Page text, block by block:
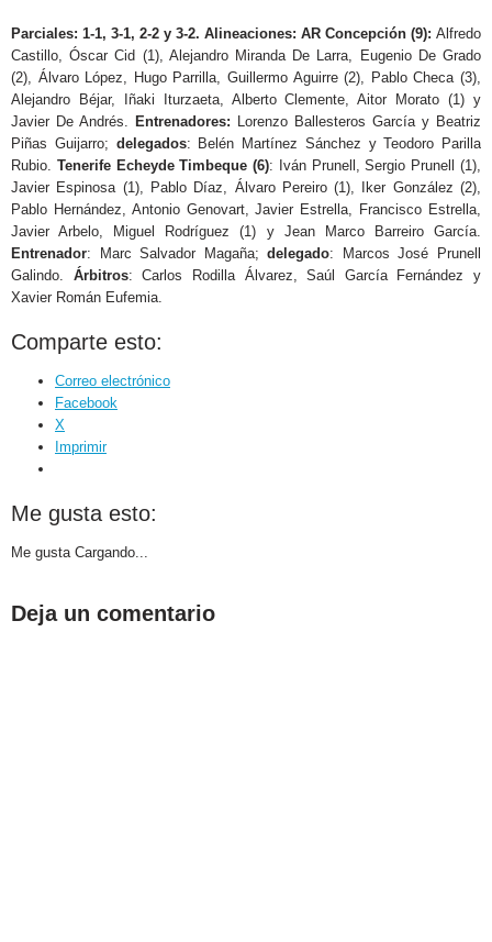
Parciales: 1-1, 3-1, 2-2 y 3-2. Alineaciones: AR Concepción (9): Alfredo
Castillo, Óscar Cid (1), Alejandro Miranda De Larra, Eugenio De Grado
(2), Álvaro López, Hugo Parrilla, Guillermo Aguirre (2), Pablo Checa (3),
Alejandro Béjar, Iñaki Iturzaeta, Alberto Clemente, Aitor Morato (1) y
Javier De Andrés. Entrenadores: Lorenzo Ballesteros García y Beatriz
Piñas Guijarro; delegados: Belén Martínez Sánchez y Teodoro Parilla
Rubio. Tenerife Echeyde Timbeque (6): Iván Prunell, Sergio Prunell (1),
Javier Espinosa (1), Pablo Díaz, Álvaro Pereiro (1), Iker González (2),
Pablo Hernández, Antonio Genovart, Javier Estrella, Francisco Estrella,
Javier Arbelo, Miguel Rodríguez (1) y Jean Marco Barreiro García.
Entrenador: Marc Salvador Magaña;delegado: Marcos José Prunell
Galindo. Árbitros: Carlos Rodilla Álvarez, Saúl García Fernández y
Xavier Román Eufemia.
Comparte esto:
Correo electrónico
Facebook
X
Imprimir
Me gusta esto:
Me gusta Cargando...
Deja un comentario